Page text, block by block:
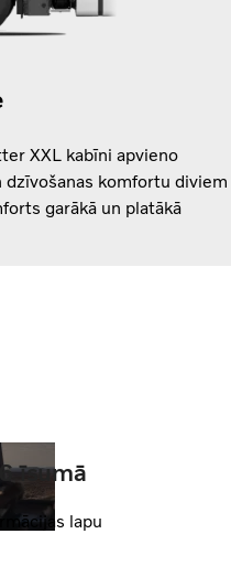
XXL kabīni apvieno
komfortu diviem
garākā un platākā
īsumā
lapu